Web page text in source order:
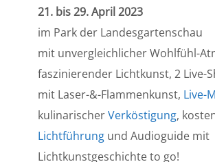
21. bis 29. April 2023
im Park der Landesgartenschau
mit unvergleichlicher Wohlfühl-
faszinierender Lichtkunst, 2 Live-
mit Laser-&-Flammenkunst, Live-
kulinarischerVerköstigung,
Lichtführung und Audioguide mit
Lichtkunstgeschichte to go!